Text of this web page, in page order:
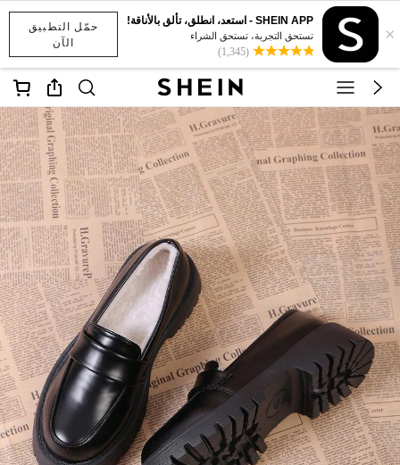
حمّل التطبيق
الآن
×
SHEIN APP - استعد، انطلق، تألق بالأناقة!
تستحق التجربة، تستحق الشراء
(1,345)